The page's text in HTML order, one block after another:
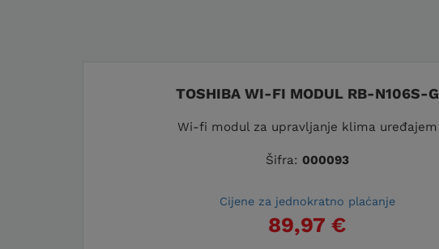
TOSHIBA WI-FI MODUL RB-N106S-G
Wi-fi modul za upravljanje klima uređajem
Šifra: 000093
Cijene za jednokratno plaćanje
89,97 €